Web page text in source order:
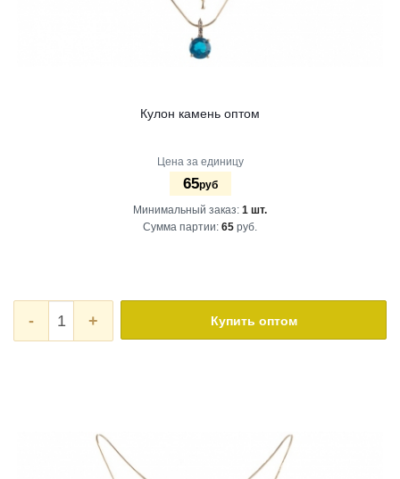
Кулон камень оптом
Цена за единицу
65руб
Минимальный заказ: 1 шт.
Сумма партии: 65 руб.
- + Купить оптом